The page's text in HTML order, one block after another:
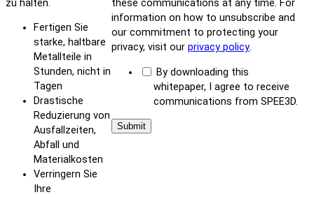
zu halten.
Fertigen Sie
starke, haltbare
Metallteile in
Stunden, nicht in
Tagen
Drastische
Reduzierung von
Ausfallzeiten,
Abfall und
Materialkosten
Verringern Sie
Ihre
these communications at any time. For
information on how to unsubscribe and
our commitment to protecting your
privacy, visit our privacy policy.
By downloading this
whitepaper, I agree to receive
communications from SPEE3D.